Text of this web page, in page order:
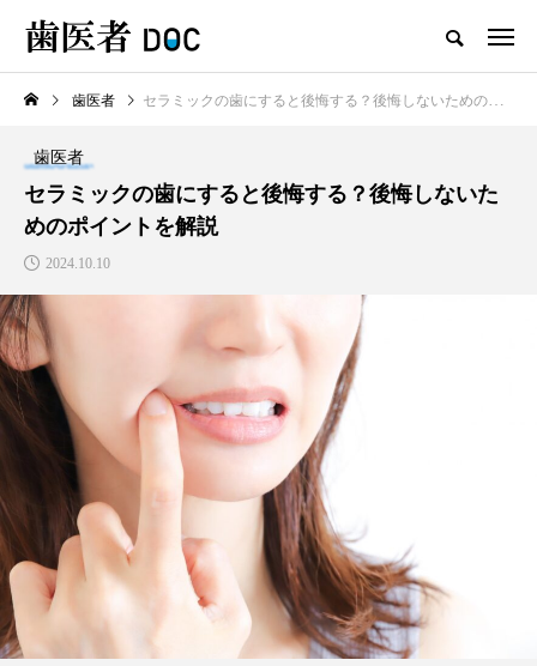
TOP
新着記事
歯医者
セラミックの歯の磨き方は普
通の歯と同じで大丈夫？正し
い磨き方や注意点、長持ちさ
せるポイントを解説
2025.12.21
注目のトピック
歯医者 セラミックの歯にすると後悔する？後悔しないためのポイントを解説
歯医者
セラミックの歯にすると後悔する？後悔しないた
めのポイントを解説
2024.10.10